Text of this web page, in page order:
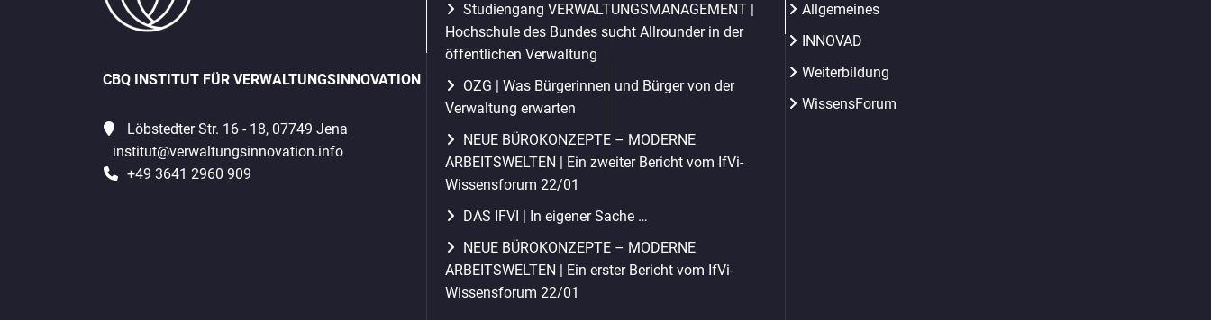
CBQ INSTITUT FÜR VERWALTUNGSINNOVATION
Löbstedter Str. 16 - 18, 07749 Jena
institut@verwaltungsinnovation.info
+49 3641 2960 909
Studiengang VERWALTUNGSMANAGEMENT |
Hochschule des Bundes sucht Allrounder in der
öffentlichen Verwaltung
OZG | Was Bürgerinnen und Bürger von der
Verwaltung erwarten
NEUE BÜROKONZEPTE – MODERNE
ARBEITSWELTEN | Ein zweiter Bericht vom IfVi-
Wissensforum 22/01
DAS IFVI | In eigener Sache …
NEUE BÜROKONZEPTE – MODERNE
ARBEITSWELTEN | Ein erster Bericht vom IfVi-
Wissensforum 22/01
Allgemeines
INNOVAD
Weiterbildung
WissensForum